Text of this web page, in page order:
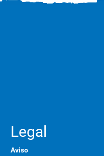
Legal
Aviso